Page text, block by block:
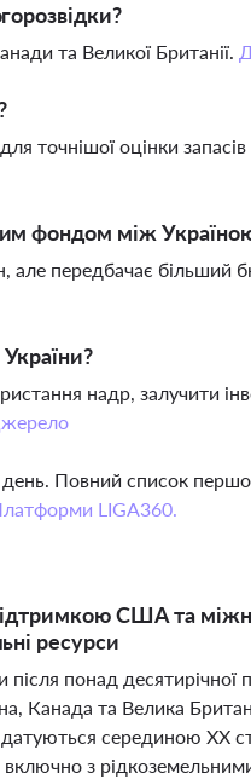
та Великої Британії.
точнішої оцінки
фондом між
але передбачає більший
надр, залучити
день. Повний список
LIGA360.
США та
ресурси
після понад
Канада та Велика
датуються серединою XX
з